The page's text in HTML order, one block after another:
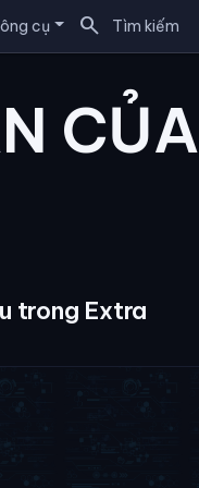
cụ search Tìm kiếm
CỦA
trong Extra